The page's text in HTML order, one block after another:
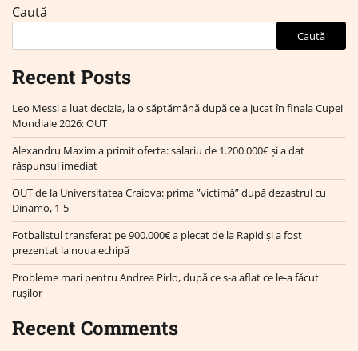
Caută
Caută
Recent Posts
Leo Messi a luat decizia, la o săptămână după ce a jucat în finala Cupei
Mondiale 2026: OUT
Alexandru Maxim a primit oferta: salariu de 1.200.000€ și a dat
răspunsul imediat
OUT de la Universitatea Craiova: prima ”victimă” după dezastrul cu
Dinamo, 1-5
Fotbalistul transferat pe 900.000€ a plecat de la Rapid și a fost
prezentat la noua echipă
Probleme mari pentru Andrea Pirlo, după ce s-a aflat ce le-a făcut
rușilor
Recent Comments